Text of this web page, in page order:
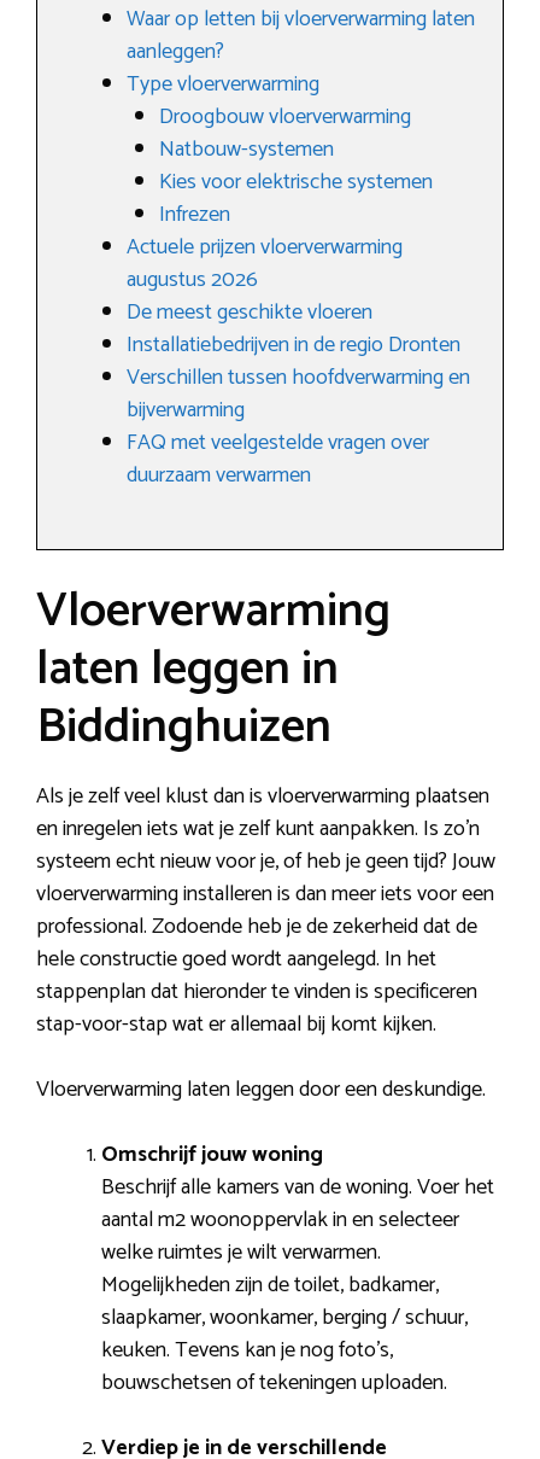
Waar op letten bij vloerverwarming laten
aanleggen?
Type vloerverwarming
Droogbouw vloerverwarming
Natbouw-systemen
Kies voor elektrische systemen
Infrezen
Actuele prijzen vloerverwarming
augustus 2026
De meest geschikte vloeren
Installatiebedrijven in de regio Dronten
Verschillen tussen hoofdverwarming en
bijverwarming
FAQ met veelgestelde vragen over
duurzaam verwarmen
Vloerverwarming
laten leggen in
Biddinghuizen
Als je zelf veel klust dan is vloerverwarming plaatsen
en inregelen iets wat je zelf kunt aanpakken. Is zo’n
systeem echt nieuw voor je, of heb je geen tijd? Jouw
vloerverwarming installeren is dan meer iets voor een
professional. Zodoende heb je de zekerheid dat de
hele constructie goed wordt aangelegd. In het
stappenplan dat hieronder te vinden is specificeren
stap-voor-stap wat er allemaal bij komt kijken.
Vloerverwarming laten leggen door een deskundige.
Omschrijf jouw woning
Beschrijf alle kamers van de woning. Voer het
aantal m2 woonoppervlak in en selecteer
welke ruimtes je wilt verwarmen.
Mogelijkheden zijn de toilet, badkamer,
slaapkamer, woonkamer, berging / schuur,
keuken. Tevens kan je nog foto’s,
bouwschetsen of tekeningen uploaden.
Verdiep je in de verschillende